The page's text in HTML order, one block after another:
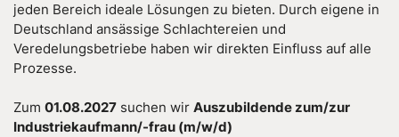
jeden Bereich ideale Lösungen zu bieten. Durch eigene in
Deutschland ansässige Schlachtereien und
Veredelungsbetriebe haben wir direkten Einfluss auf alle
Prozesse.
Zum 01.08.2027 suchen wir Auszubildende zum/zur
Industriekaufmann/-frau (m/w/d)